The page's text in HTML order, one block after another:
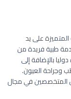
المتميزة على يد
طبية فريدة من
بالإضافة إلى
وجراحة العيون.
المتخصصين في مجال